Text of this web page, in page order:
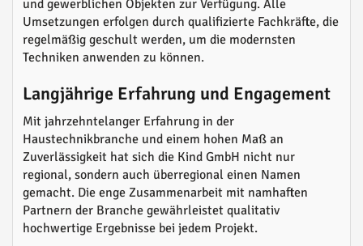
und gewerblichen Objekten zur Verfügung. Alle
Umsetzungen erfolgen durch qualifizierte Fachkräfte, die
regelmäßig geschult werden, um die modernsten
Techniken anwenden zu können.
Langjährige Erfahrung und Engagement
Mit jahrzehntelanger Erfahrung in der
Haustechnikbranche und einem hohen Maß an
Zuverlässigkeit hat sich die Kind GmbH nicht nur
regional, sondern auch überregional einen Namen
gemacht. Die enge Zusammenarbeit mit namhaften
Partnern der Branche gewährleistet qualitativ
hochwertige Ergebnisse bei jedem Projekt.